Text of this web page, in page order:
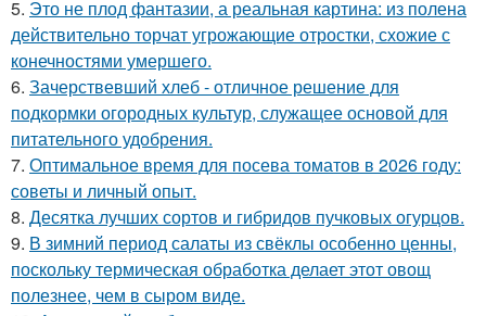
5. Это не плод фантазии, а реальная картина: из полена
действительно торчат угрожающие отростки, схожие с
конечностями умершего.
6. Зачерствевший хлеб - отличное решение для
подкормки огородных культур, служащее основой для
питательного удобрения.
7. Оптимальное время для посева томатов в 2026 году:
советы и личный опыт.
8. Десятка лучших сортов и гибридов пучковых огурцов.
9. В зимний период салаты из свёклы особенно ценны,
поскольку термическая обработка делает этот овощ
полезнее, чем в сыром виде.